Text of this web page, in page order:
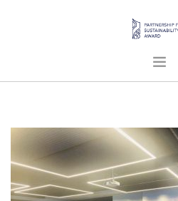
ПРО НАС
ПУБЛІКАЦІЇ
УКРАЇНСЬКА